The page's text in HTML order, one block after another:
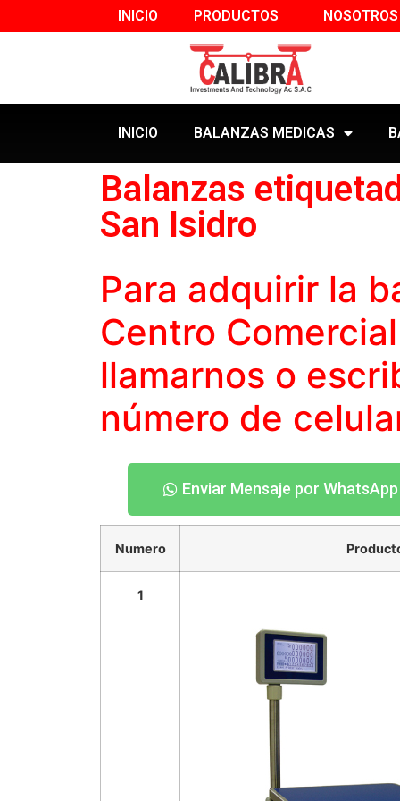
INICIO PRODUCTOS NOSOTROS
INICIO BALANZAS MEDICAS
Balanzas
San Isidro
Para adquirir la
Centro
llamarnos o
número de
Enviar Mensaje por WhatsApp
Numero
1